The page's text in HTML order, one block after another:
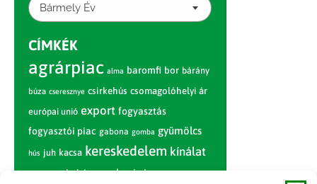
Bármely Év
CÍMKÉK
agrárpiac alma baromfi bor bárány
búza cseresznye csirkehús csomagolóhelyi ár
európai unió export fogyasztás
fogyasztói piac gabona gomba gyümölcs
hús juh kacsa kereskedelem kínálat
körte marhahús nagybani piac narancs